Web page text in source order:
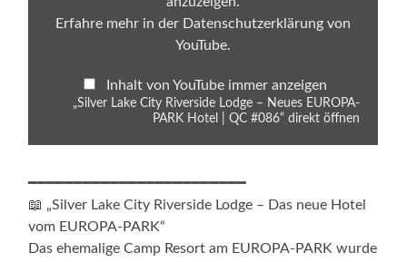
Hotel
anzeigen
Erfahre mehr in der Datenschutzerklärung von
YouTube.
Inhalt von YouTube immer anzeigen
„Silver Lake City Riverside Lodge – Neues EUROPA-
PARK Hotel | QC #086“ direkt öffnen
━━━━━━━━━━━━━━━━━━━━━━━━
📖 „Silver Lake City Riverside Lodge – Das neue Hotel
vom EUROPA-PARK“
Das ehemalige Camp Resort am EUROPA-PARK wurde